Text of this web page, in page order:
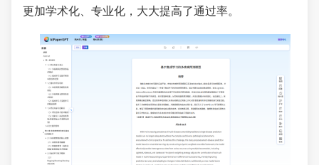
更加学术化、专业化，大大提高了通过率。